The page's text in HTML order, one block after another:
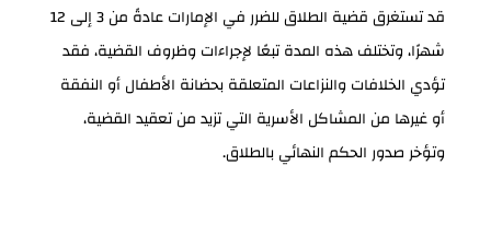
قد تستغرق قضية الطلاق للضرر في الإمارات عادةً من 3 إلى 12
شهرًا، وتختلف هذه المدة تبعًا لإجراءات وظروف القضية، فقد
تؤدي الخلافات والنزاعات المتعلقة بحضانة الأطفال أو النفقة
أو غيرها من المشاكل الأسرية التي تزيد من تعقيد القضية،
وتؤخر صدور الحكم النهائي بالطلاق.